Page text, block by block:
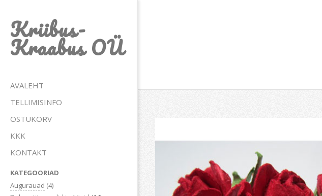
content
Kriibus-
Kraabus OÜ
Primary
Menu
AVALEHT
TELLIMISINFO
OSTUKORV
KKK
KONTAKT
KATEGOORIAD
Augurauad (4)